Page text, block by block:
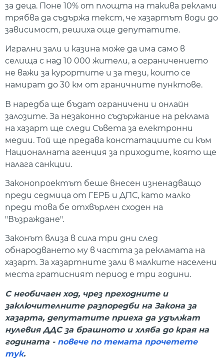
за деца. Поне 10% от площта на такива реклами
трябва да съдържа текст, че хазартът води до
зависимост, решиха още депутатите.
Игрални зали и казина може да има само в
селища с над 10 000 жители, а ограничението
не важи за курортите и за тези, които се
намират до 30 км от граничните пунктове.
В наредба ще бъдат ограничени и онлайн
залозите. За незаконно съдържание на реклама
на хазарт ще следи Съвета за електронни
медии. Той ще предава констатациите си към
Националната агенция за приходите, която ще
налага санкции.
Законопроектът беше внесен изненадващо
преди седмица от ГЕРБ и ДПС, като малко
преди това бе отхвърлен сходен на
"Възраждане".
Законът влиза в сила три дни след
обнародването му в частта за рекламата на
хазарт. За хазартните зали в малките населени
места гратисният период е три години.
С необичаен ход, чрез преходните и
заключителните разпоредби на Закона за
хазарта, депутатите приеха да удължат
нулевия ДДС за брашното и хляба до края на
годината - повече по темата прочетете
тук.